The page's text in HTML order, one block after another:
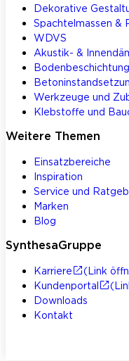
Dekorative
Spachtelmassen &
WDVS
Akustik- &
Werkzeuge und
Klebstoffe und
Weitere Themen
Einsatzbereiche
Inspiration
Service und
Marken
Blog
SynthesaGruppe
Karriere
(Link
Kundenportal
Downloads
Kontakt